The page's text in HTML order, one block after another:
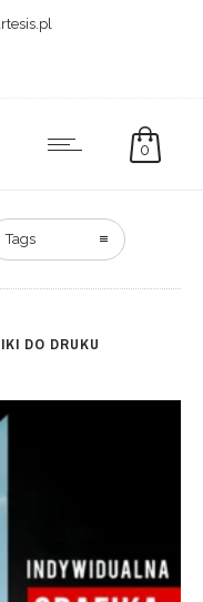
0
Tags
DO DRUKU